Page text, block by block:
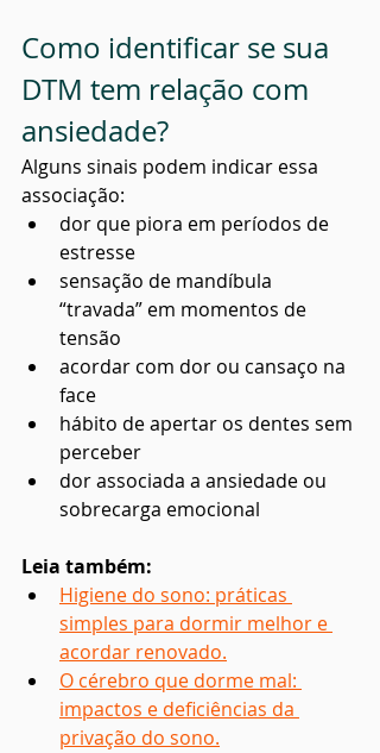
Como identificar se sua
DTM tem relação com
ansiedade?
Alguns sinais podem indicar essa
associação:
dor que piora em períodos de
estresse
sensação de mandíbula
“travada” em momentos de
tensão
acordar com dor ou cansaço na
face
hábito de apertar os dentes sem
perceber
dor associada a ansiedade ou
sobrecarga emocional
Leia também:
Higiene do sono: práticas
simples para dormir melhor e
acordar renovado.
O cérebro que dorme mal:
impactos e deficiências da
privação do sono.